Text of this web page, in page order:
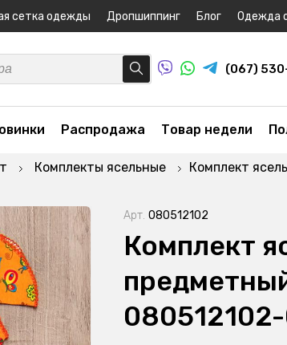
сетка одежды Дропшиппинг Блог Одежда
(067)
Распродажа Товар недели
Комплекты ясельные Комплект
Арт. 080512102
Комплект